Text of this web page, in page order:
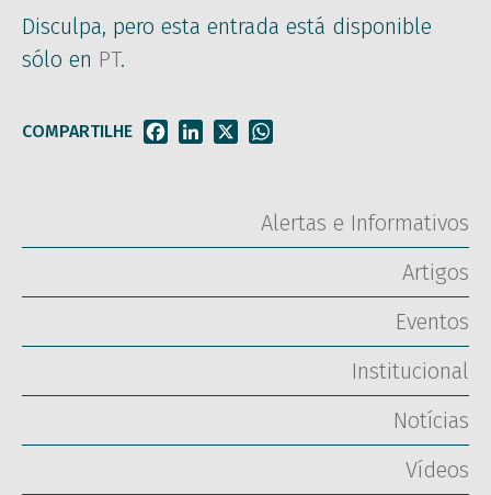
Disculpa, pero esta entrada está disponible
sólo en PT.
COMPARTILHE FacebookLinkedIn
Alertas e Informativos
Artigos
Eventos
Institucional
Notícias
Vídeos